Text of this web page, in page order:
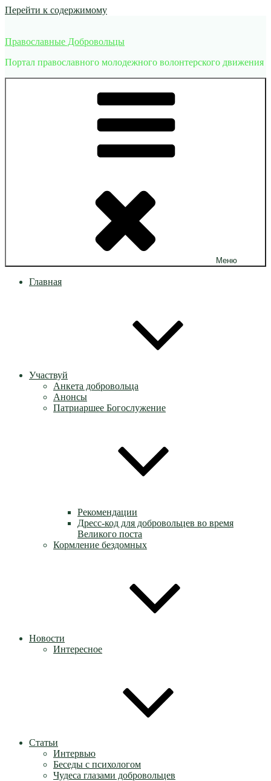
Перейти к содержимому
Православные Добровольцы
Портал православного молодежного волонтерского движения
Меню
Главная
Участвуй
Анкета добровольца
Анонсы
Патриаршее Богослужение
Рекомендации
Дресс-код для добровольцев во время
Великого поста
Кормление бездомных
Новости
Интересное
Статьи
Интервью
Беседы с психологом
Чудеса глазами добровольцев